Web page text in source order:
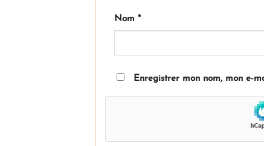
Nom *
Enregistrer mon nom, mon e-